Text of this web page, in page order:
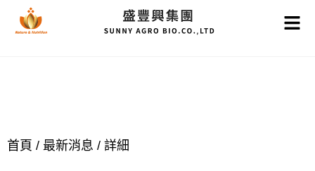
首頁 / 最新消息 / 詳細